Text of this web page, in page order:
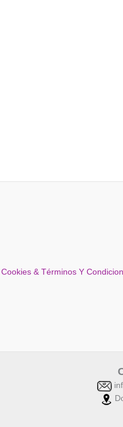
& Términos Y